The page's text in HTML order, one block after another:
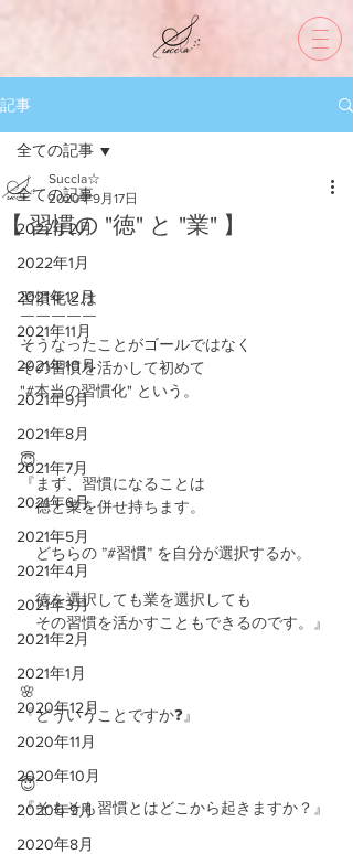
記事
全ての記事
2022年2月
2022年1月
2021年12月
2021年11月
2021年10月
2021年9月
2021年8月
2021年7月
2021年6月
2021年5月
2021年4月
2021年3月
2021年2月
2021年1月
2020年12月
2020年11月
2020年10月
2020年9月
2020年8月
全ての記事
【 習慣の "徳" と "業" 】
Succla☆
2020年9月17日
習慣化とは
￣￣￣￣￣
そうなったことがゴールではなく
その習慣を活かして初めて
"#本当の習慣化" という。
😇
『まず、習慣になることは
徳と業を併せ持ちます。
どちらの ”#習慣” を自分が選択するか。
徳を選択しても業を選択しても
その習慣を活かすこともできるのです。』
🌸
『どういうことですか❓』
😇
『そもそも習慣とはどこから起きますか？』